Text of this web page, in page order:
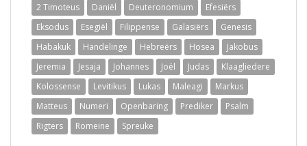
2 Timoteus
Daniël Deuteronomium
Efesiërs
Eksodus
Esegiël Filippense Galasiërs
Genesis
Habakuk
Handelinge Hebreërs Hosea
Jakobus
Jeremia
Jesaja Johannes Joël Judas
Klaagliedere
Kolossense
Levitikus Lukas Maleagi
Markus
Matteus
Numeri Openbaring Prediker
Psalm
Rigters
Romeine Spreuke